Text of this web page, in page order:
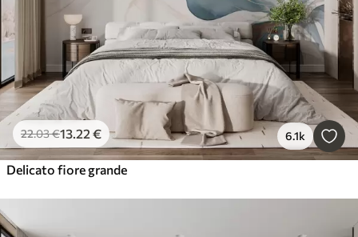
22.03€13.22 € 6.1k
Delicato fiore grande